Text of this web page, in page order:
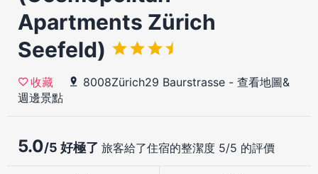
Apartments Zürich
Seefeld)
收藏 8008Zürich29 Baurstrasse - 查看地圖&
週邊景點
5.0/5 好極了 旅客給了住宿的整潔度 5/5 的評價